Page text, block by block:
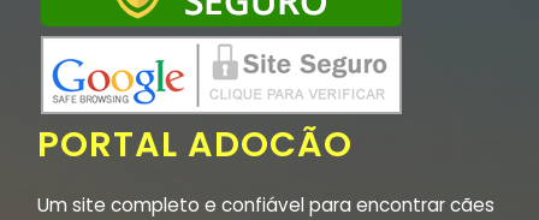
PORTAL ADOCÃO
Um site completo e confiável para encontrar cães